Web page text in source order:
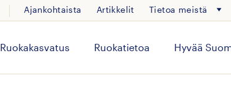
Ajankohtaista Artikkelit Tietoa meistä
Ruokakasvatus Ruokatietoa Hyvää